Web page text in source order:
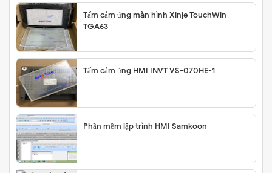
Tấm cảm ứng màn hình Xinje TouchWin
TGA63
Tấm cảm ứng HMI INVT VS-070HE-1
Phần mềm lập trình HMI Samkoon